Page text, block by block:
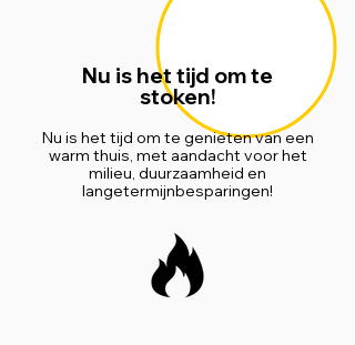
Nu is het tijd om te
stoken!
Nu is het tijd om te genieten van een
warm thuis, met aandacht voor het
milieu, duurzaamheid en
langetermijnbesparingen!